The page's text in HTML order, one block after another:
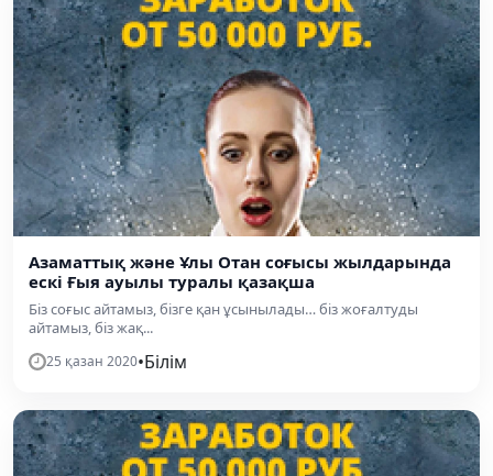
Азаматтық және Ұлы Отан соғысы жылдарында
ескі Ғыя ауылы туралы қазақша
Біз соғыс айтамыз, бізге қан ұсынылады… біз жоғалтуды
айтамыз, біз жақ...
25 қазан 2020•Білім